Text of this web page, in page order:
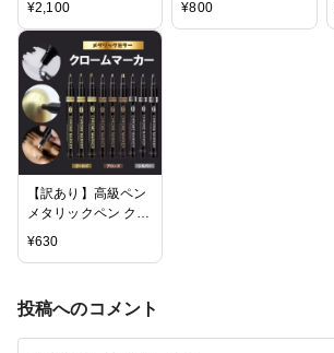
¥2,100 ¥800
【訳あり】高級ペン
メタリックペン クロ
¥630
投稿へのコメント